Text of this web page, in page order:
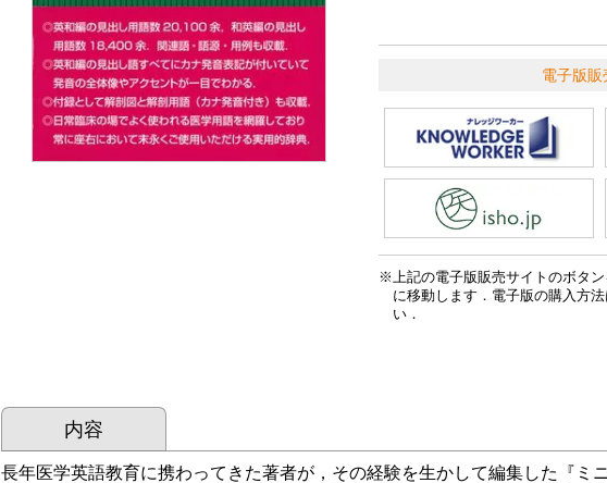
電子版販
上記の電子版販売サイトのボタ
に移動します．電子版の購入方
い．
内容
長年医学英語教育に携わってきた著者が，その経験を生かして編集した『ミ